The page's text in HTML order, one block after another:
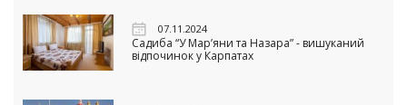
07.11.2024
Садиба “У Мар’яни та Назара” - вишуканий
відпочинок у Карпатах